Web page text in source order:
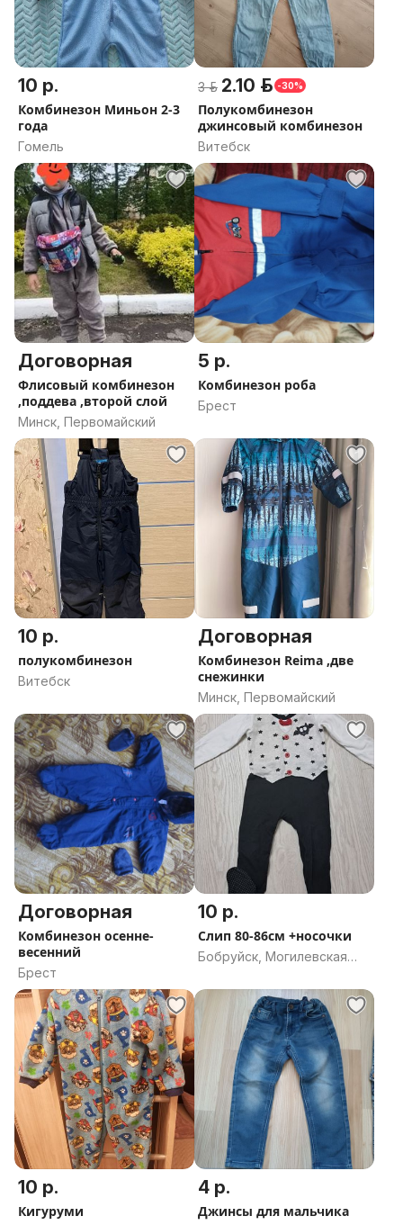
10 р.
Комбинезон Миньон 2-3
года
Гомель
3 р. 2.10 р. -30%
Полукомбинезон
джинсовый комбинезон
Витебск
Договорная
Флисовый комбинезон
,поддева ,второй слой
Минск, Первомайский
5 р.
Комбинезон роба
Брест
10 р.
полукомбинезон
Витебск
Договорная
Комбинезон Reima ,две
снежинки
Минск, Первомайский
Договорная
Комбинезон осенне-
весенний
Брест
10 р.
Слип 80-86см +носочки
Бобруйск, Могилевская
10 р.
Кигуруми
4 р.
Джинсы для мальчика